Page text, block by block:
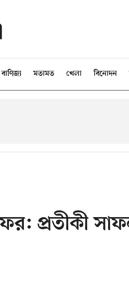
বাণিজ্য মতামত খেলা বিনোদন
সফর: প্রতীকী